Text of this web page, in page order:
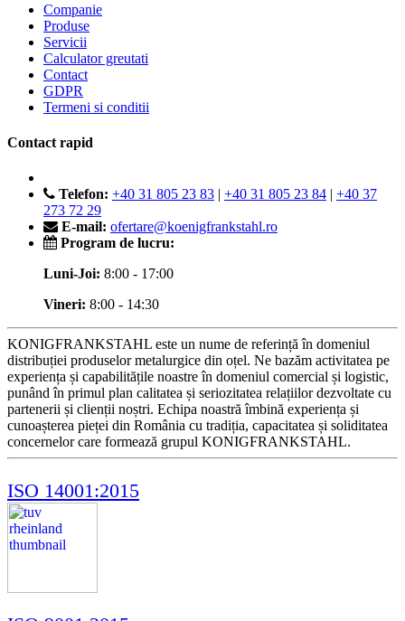
Companie
Produse
Servicii
Calculator greutati
Contact
GDPR
Termeni si conditii
Contact rapid
Telefon: +40 31 805 23 83 | +40 31 805 23 84 | +40 37
273 72 29
E-mail: ofertare@koenigfrankstahl.ro
Program de lucru:
Luni-Joi: 8:00 - 17:00
Vineri: 8:00 - 14:30
KONIGFRANKSTAHL este un nume de referință în domeniul
distribuției produselor metalurgice din oțel. Ne bazăm activitatea pe
experiența și capabilitățile noastre în domeniul comercial și logistic,
punând în primul plan calitatea și seriozitatea relațiilor dezvoltate cu
partenerii și clienții noștri. Echipa noastră îmbină experiența și
cunoașterea pieței din România cu tradiția, capacitatea și soliditatea
concernelor care formează grupul KONIGFRANKSTAHL.
ISO 14001:2015